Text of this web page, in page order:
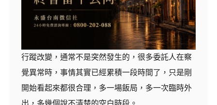
行蹤改變，通常不是突然發生的，很多委託人在察
覺異常時，事情其實已經累積一段時間了，只是剛
開始看起來都很合理，多一場飯局，多一次臨時外
出，多幾個說不清楚的空白時段。